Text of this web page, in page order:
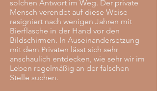
solchen Antwort im Weg. Der private
Mensch verendet auf diese Weise
resigniert nach wenigen Jahren mit
Bierflasche in der Hand vor den
Bildschirmen. In Auseinandersetzung
mit dem Privaten lässt sich sehr
anschaulich entdecken, wie sehr wir im
Leben regelmäßig an der falschen
Stelle suchen.